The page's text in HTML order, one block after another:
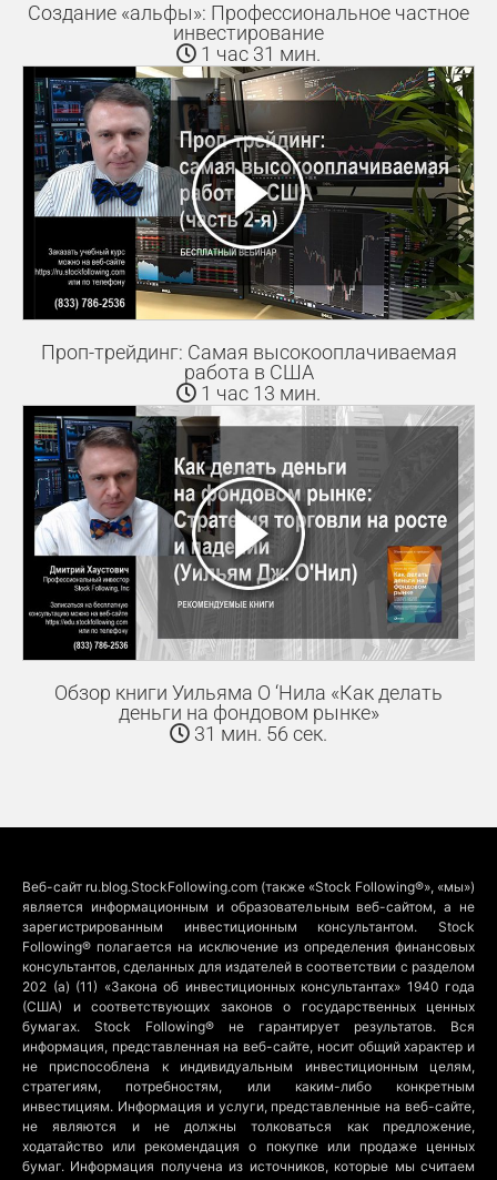
Создание «альфы»: Профессиональное частное
инвестирование
1 час 31 мин.
Проп-трейдинг: Самая высокооплачиваемая
работа в США
1 час 13 мин.
Обзор книги Уильяма О ‘Нила «Как делать
деньги на фондовом рынке»
31 мин. 56 сек.
Веб-сайт ru.blog.StockFollowing.com (также «Stock Following®», «мы»)
является информационным и образовательным веб-сайтом, а не
зарегистрированным инвестиционным консультантом. Stock
Following® полагается на исключение из определения финансовых
консультантов, сделанных для издателей в соответствии с разделом
202 (a) (11) «Закона об инвестиционных консультантах» 1940 года
(США) и соответствующих законов о государственных ценных
бумагах. Stock Following® не гарантирует результатов. Вся
информация, представленная на веб-сайте, носит общий характер и
не приспособлена к индивидуальным инвестиционным целям,
стратегиям, потребностям, или каким-либо конкретным
инвестициям. Информация и услуги, представленные на веб-сайте,
не являются и не должны толковаться как предложение,
ходатайство или рекомендация о покупке или продаже ценных
бумаг. Информация получена из источников, которые мы считаем